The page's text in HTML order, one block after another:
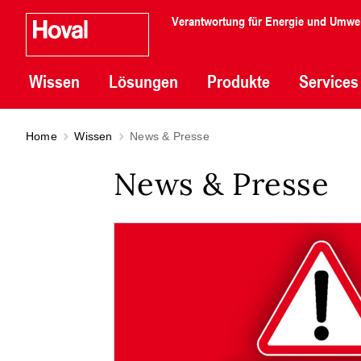
Verantwortung für Energie und
Wissen Lösungen Produkte Services
Home Wissen News & Presse
News & Presse